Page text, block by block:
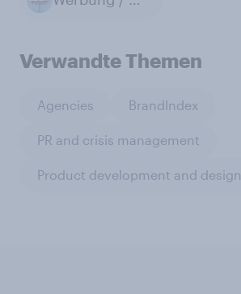
Verwandte Themen
Agencies BrandIndex
PR and crisis management
Product development and design